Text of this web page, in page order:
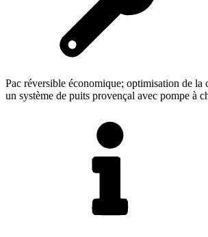
Pac réversible économique; optimisation de la
un système de puits provençal avec pompe à